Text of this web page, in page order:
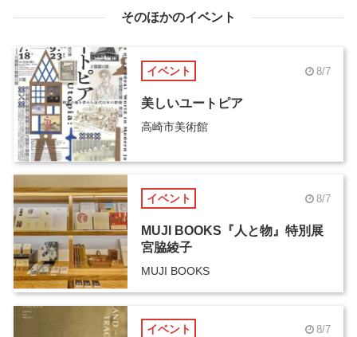
そのほかのイベント
イベント 8/7
美しいユートピア
高崎市美術館
イベント 8/7
MUJI BOOKS『人と物』特別展
宮脇綾子
MUJI BOOKS
イベント 8/7